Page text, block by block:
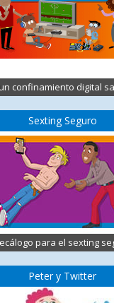
confinamiento digital
Sexting Seguro
para el sexting
Peter y Twitter